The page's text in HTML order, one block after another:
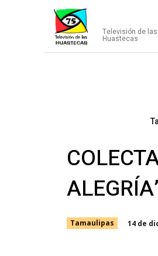
Televisión de las
Huastecas
Tamaulipas 14 de